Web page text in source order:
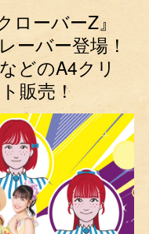
ローバーZ』
ーバー登場！
どのA4クリ
販売！